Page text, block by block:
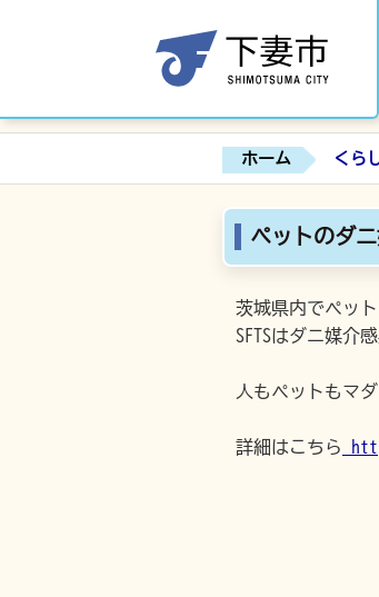
ホーム くら
ペットのダ
茨城県内でペッ
SFTSはダニ媒介
人もペットもマ
詳細はこちら